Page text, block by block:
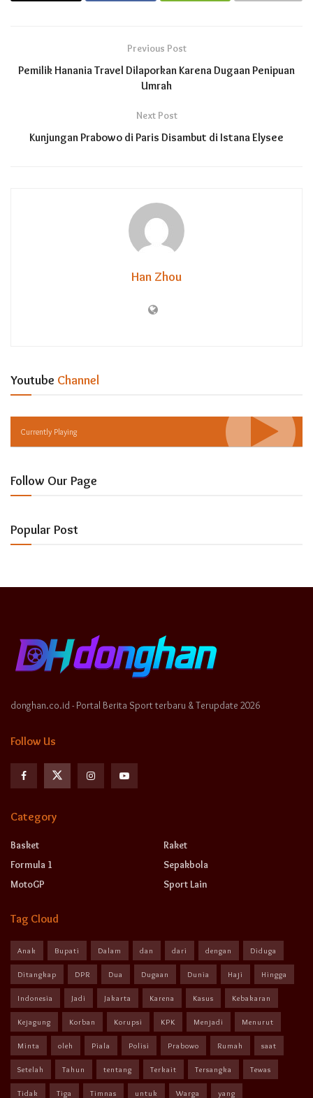
Previous Post
Pemilik Hanania Travel Dilaporkan Karena Dugaan Penipuan
Umrah
Next Post
Kunjungan Prabowo di Paris Disambut di Istana Elysee
Han Zhou
Youtube Channel
Currently Playing
Follow Our Page
Popular Post
donghan.co.id - Portal Berita Sport terbaru & Terupdate 2026
Follow Us
Category
Basket
Formula 1
MotoGP
Raket
Sepakbola
Sport Lain
Tag Cloud
Anak Bupati Dalam dan dari dengan Diduga
Ditangkap DPR Dua Dugaan Dunia Haji Hingga
Indonesia Jadi Jakarta Karena Kasus Kebakaran
Kejagung Korban Korupsi KPK Menjadi Menurut
Minta oleh Piala Polisi Prabowo Rumah saat
Setelah Tahun tentang Terkait Tersangka Tewas
Tidak Tiga Timnas untuk Warga yang